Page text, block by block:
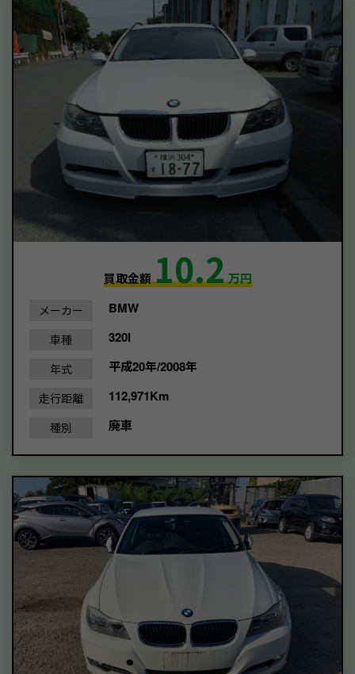
買取金額10.2万円
メーカー BMW
車種 320I
年式 平成20年/2008年
走行距離 112,971Km
種別 廃車